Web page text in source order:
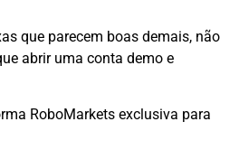
que parecem boas demais, não
abrir uma conta demo e
RoboMarkets exclusiva para